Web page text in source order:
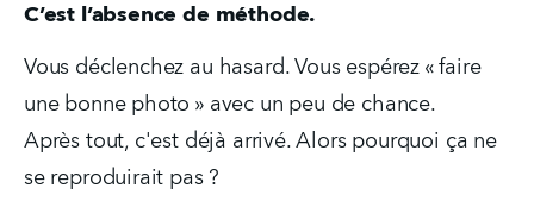
C’est l’absence de méthode.
Vous déclenchez au hasard. Vous espérez « faire
une bonne photo » avec un peu de chance.
Après tout, c'est déjà arrivé. Alors pourquoi ça ne
se reproduirait pas ?